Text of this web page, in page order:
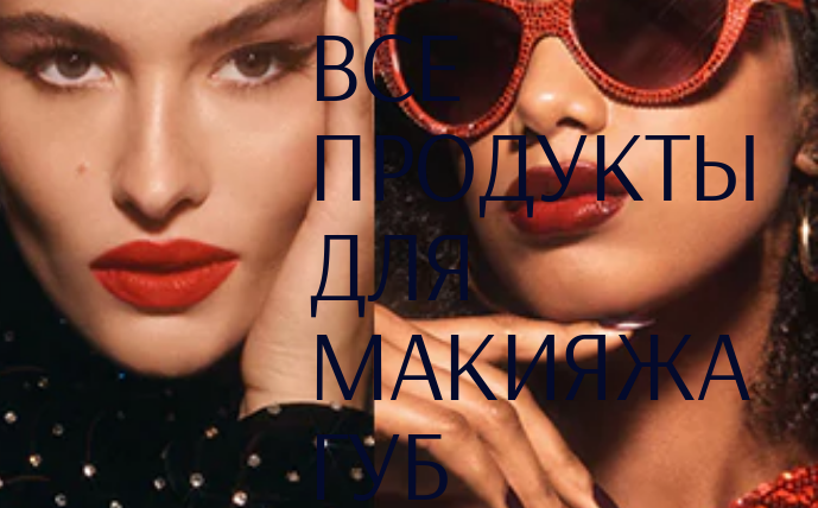
ВСЕ
ПРОДУКТЫ
ДЛЯ
МАКИЯЖА
ГУБ